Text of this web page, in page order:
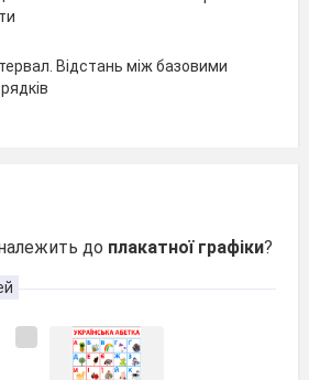
Відстань між базовими
до плакатної графіки?